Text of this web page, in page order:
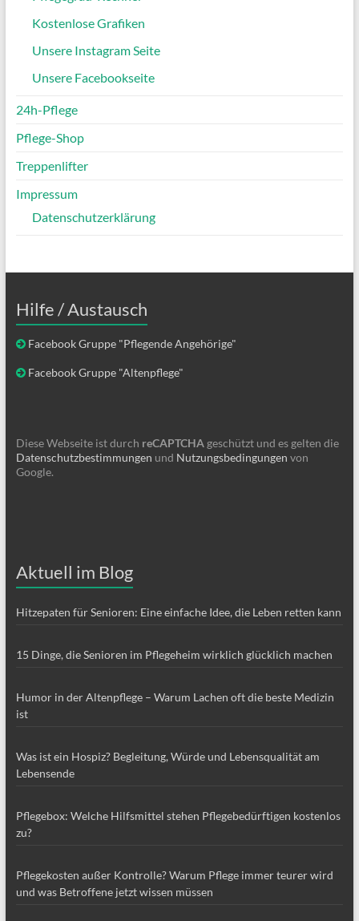
Kostenlose Grafiken
Unsere Instagram Seite
Unsere Facebookseite
24h-Pflege
Pflege-Shop
Treppenlifter
Impressum
Datenschutzerklärung
Hilfe / Austausch
Facebook Gruppe "Pflegende Angehörige"
Facebook Gruppe "Altenpflege"
Diese Webseite ist durch reCAPTCHAgeschützt und es gelten die
Datenschutzbestimmungen und Nutzungsbedingungen von
Google.
Aktuell im Blog
Hitzepaten für Senioren: Eine einfache Idee, die Leben retten kann
15 Dinge, die Senioren im Pflegeheim wirklich glücklich machen
Humor in der Altenpflege – Warum Lachen oft die beste Medizin
ist
Was ist ein Hospiz? Begleitung, Würde und Lebensqualität am
Lebensende
Pflegebox: Welche Hilfsmittel stehen Pflegebedürftigen kostenlos
zu?
Pflegekosten außer Kontrolle? Warum Pflege immer teurer wird
und was Betroffene jetzt wissen müssen